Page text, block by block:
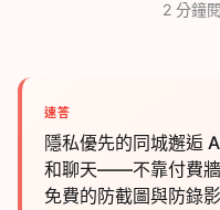
2 分鐘
速答
隱私優先的同城邂逅
和聊天——不靠付費牆
免費的防截圖與防錄